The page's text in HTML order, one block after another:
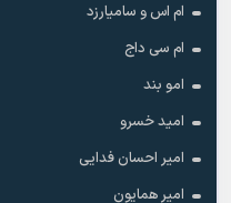
ام اس و سامیارزد
ام سی داج
امو بند
امید خسرو
امیر احسان فدایی
امیر همایون